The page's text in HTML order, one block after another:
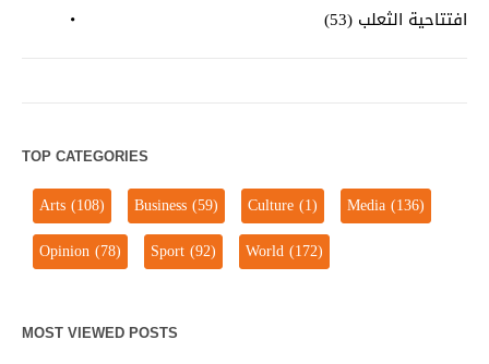
افتتاحية الثعلب (53)
TOP CATEGORIES
Arts(108) Business(59) Culture(1) Media(136)
Opinion(78) Sport(92) World(172)
MOST VIEWED POSTS